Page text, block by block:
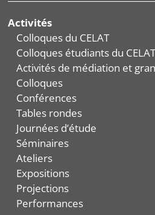
Activités
Colloques du CELAT
Colloques étudiants du
Activités de médiation et
Colloques
Conférences
Tables rondes
Journées d’étude
Séminaires
Ateliers
Expositions
Projections
Performances